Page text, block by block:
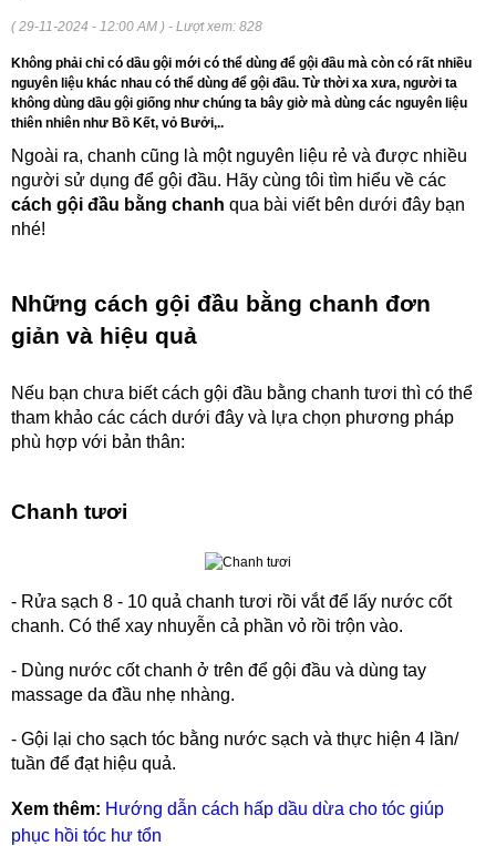
( 29-11-2024 - 12:00 AM ) - Lượt xem: 828
Không phải chỉ có dầu gội mới có thể dùng để gội đầu mà còn có rất nhiều
nguyên liệu khác nhau có thể dùng để gội đầu. Từ thời xa xưa, người ta
không dùng dầu gội giống như chúng ta bây giờ mà dùng các nguyên liệu
thiên nhiên như Bồ Kết, vỏ Bưởi,..
Ngoài ra, chanh cũng là một nguyên liệu rẻ và được nhiều
người sử dụng để gội đầu. Hãy cùng tôi tìm hiểu về các
cách gội đầu bằng chanh qua bài viết bên dưới đây bạn
nhé!
Những cách gội đầu bằng chanh đơn
giản và hiệu quả
Nếu bạn chưa biết cách gội đầu bằng chanh tươi thì có thể
tham khảo các cách dưới đây và lựa chọn phương pháp
phù hợp với bản thân:
Chanh tươi
- Rửa sạch 8 - 10 quả chanh tươi rồi vắt để lấy nước cốt
chanh. Có thể xay nhuyễn cả phần vỏ rồi trộn vào.
- Dùng nước cốt chanh ở trên để gội đầu và dùng tay
massage da đầu nhẹ nhàng.
- Gội lại cho sạch tóc bằng nước sạch và thực hiện 4 lần/
tuần để đạt hiệu quả.
Xem thêm: Hướng dẫn cách hấp dầu dừa cho tóc giúp
phục hồi tóc hư tổn